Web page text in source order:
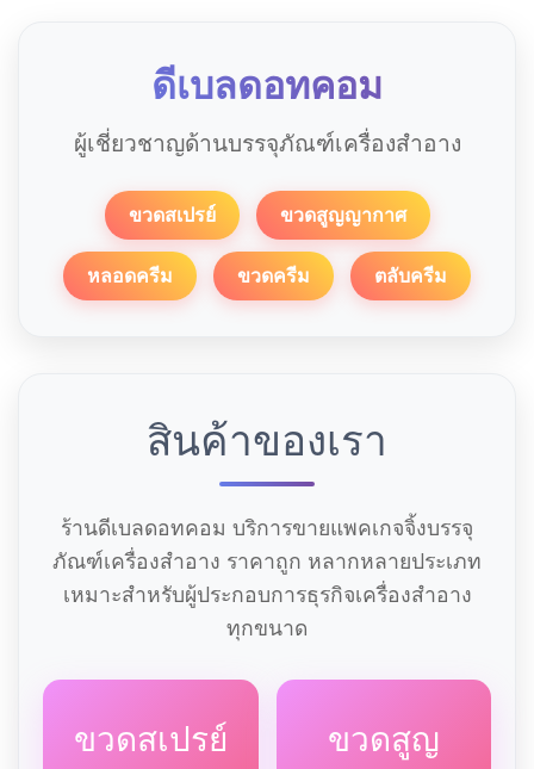
ดีเบลดอทคอม
ผู้เชี่ยวชาญด้านบรรจุภัณฑ์เครื่องสำอาง
ขวดสเปรย์ ขวดสูญญากาศ
หลอดครีม ขวดครีม ตลับครีม
สินค้าของเรา
ร้านดีเบลดอทคอม บริการขายแพคเกจจิ้งบรรจุ
ภัณฑ์เครื่องสำอาง ราคาถูก หลากหลายประเภท
เหมาะสำหรับผู้ประกอบการธุรกิจเครื่องสำอาง
ทุกขนาด
ขวดสเปรย์
ขวดสูญ